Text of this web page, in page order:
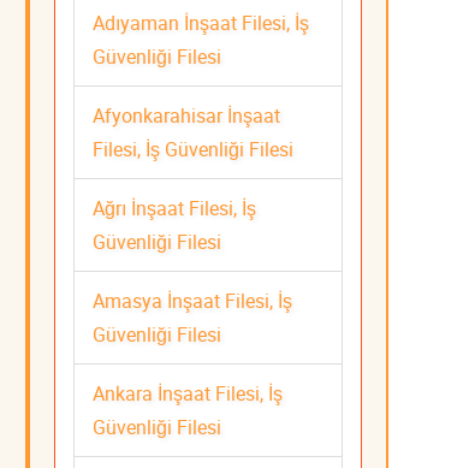
Adıyaman İnşaat Filesi, İş
Güvenliği Filesi
Afyonkarahisar İnşaat
Filesi, İş Güvenliği Filesi
Ağrı İnşaat Filesi, İş
Güvenliği Filesi
Amasya İnşaat Filesi, İş
Güvenliği Filesi
Ankara İnşaat Filesi, İş
Güvenliği Filesi